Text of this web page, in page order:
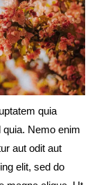
quia
Nemo enim
aut odit aut
elit, sed do